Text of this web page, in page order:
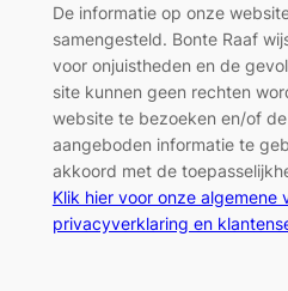
De informatie op onze
samengesteld. Bonte Raaf
voor onjuistheden en de
site kunnen geen rechten
website te bezoeken en/of
aangeboden informatie te
akkoord met de
Klik hier voor onze algemene
privacyverklaring en